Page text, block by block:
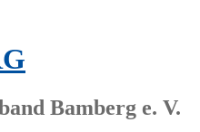
Bamberg e. V.